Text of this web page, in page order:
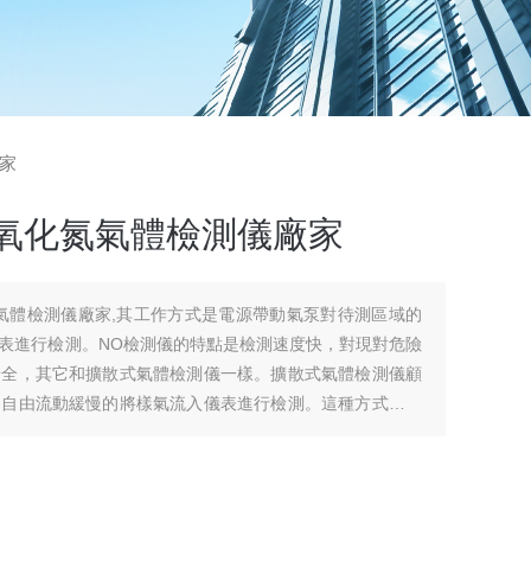
化氮氣體檢測儀廠家
體檢測儀廠家,其工作方式是電源帶動氣泵對待測區域的
進行檢測。NO檢測儀的特點是檢測速度快，對現對危險
，其它和擴散式氣體檢測儀一樣。擴散式氣體檢測儀顧
由流動緩慢的將樣氣流入儀表進行檢測。這種方式受檢